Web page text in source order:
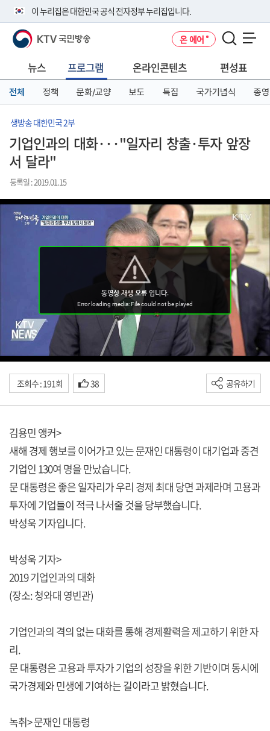
이 누리집은 대한민국 공식 전자정부 누리집입니다.
공식 누리집 주소 확인하기
니다.
이밖에 or.kr 또는 .kr등 다른 도메인 주소를 사용하고 있다면 아래 URL에
서 도메인 주소를 확인해 보세요
KTV 국민방송 온 에어
뉴스 프로그램 온라인콘텐츠 편성표
전체 정책 문화/교양 보도 특집 국가기념식 종영
생방송 대한민국 2부
기업인과의 대화···"일자리 창출·투자 앞장
서 달라"
등록일 : 2019.01.15
조회수 : 191회 38 공유하기
김용민 앵커>
새해 경제 행보를 이어가고 있는 문재인 대통령이 대기업과 중견
기업인 130여 명을 만났습니다.
문 대통령은 좋은 일자리가 우리 경제 최대 당면 과제라며 고용과
투자에 기업들이 적극 나서줄 것을 당부했습니다.
박성욱 기자입니다.
박성욱 기자>
2019 기업인과의 대화
(장소: 청와대 영빈관)
기업인과의 격의 없는 대화를 통해 경제활력을 제고하기 위한 자
리.
문 대통령은 고용과 투자가 기업의 성장을 위한 기반이며 동시에
국가경제와 민생에 기여하는 길이라고 밝혔습니다.
녹취> 문재인 대통령